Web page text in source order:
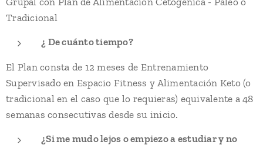
Tradicional
¿ De cuánto tiempo?
El Plan consta de 12 meses de Entrenamiento
Supervisado en Espacio Fitness y Alimentación Keto (o
tradicional en el caso que lo requieras) equivalente a 48
semanas consecutivas desde su inicio.
¿Si me mudo lejos o empiezo a estudiar y no